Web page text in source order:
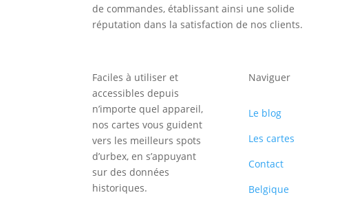
de commandes, établissant ainsi une solide
réputation dans la satisfaction de nos clients.
Faciles à utiliser et
accessibles depuis
n’importe quel appareil,
nos cartes vous guident
vers les meilleurs spots
d’urbex, en s’appuyant
sur des données
historiques.
Naviguer
Le blog
Les cartes
Contact
Belgique